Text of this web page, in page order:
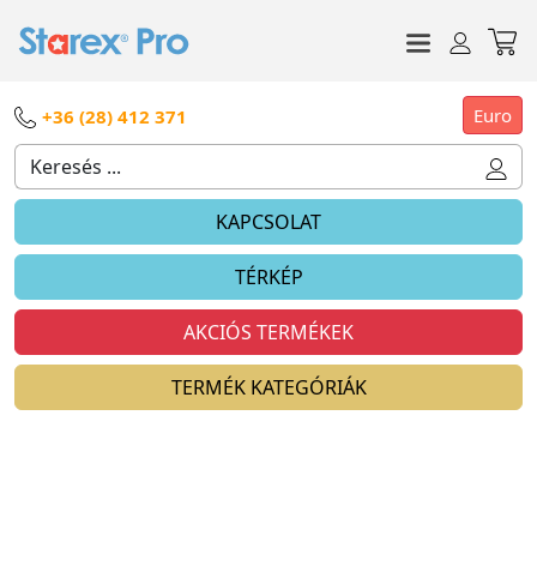
+36 (28) 412 371 Euro
KAPCSOLAT
TÉRKÉP
AKCIÓS TERMÉKEK
TERMÉK KATEGÓRIÁK